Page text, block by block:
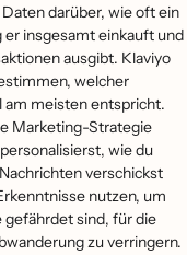
darüber, wie oft ein
insgesamt einkauft und
ausgibt. Klaviyo
welcher
am meisten entspricht.
Marketing-Strategie
wie du
verschickst
nutzen, um
sind, für die
zu verringern.